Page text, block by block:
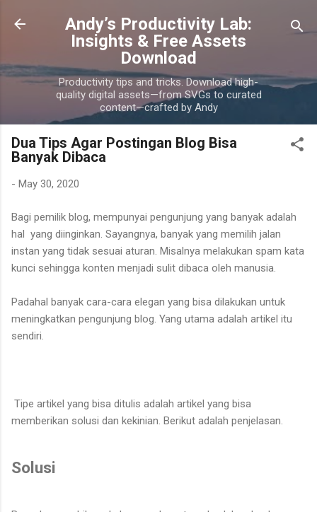
Skip to main content
Andy’s Productivity Lab:
Insights & Free Assets
Download
Productivity tips and tricks. Download high-
quality digital assets—from SVGs to curated
content—crafted by Andy
Dua Tips Agar Postingan Blog Bisa
Banyak Dibaca
- May 30, 2020
Bagi pemilik blog, mempunyai pengunjung yang banyak adalah
hal yang diinginkan. Sayangnya, banyak yang memilih jalan
instan yang tidak sesuai aturan. Misalnya melakukan spam kata
kunci sehingga konten menjadi sulit dibaca oleh manusia.
Padahal banyak cara-cara elegan yang bisa dilakukan untuk
meningkatkan pengunjung blog. Yang utama adalah artikel itu
sendiri.
Tipe artikel yang bisa ditulis adalah artikel yang bisa
memberikan solusi dan kekinian. Berikut adalah penjelasan.
Solusi